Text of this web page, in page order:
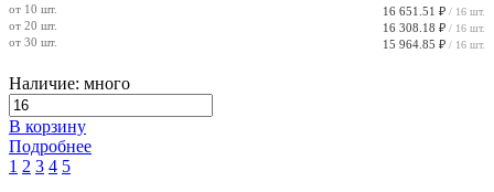
от 10 шт. 16 651.51 ₽ / 16 шт.
от 20 шт. 16 308.18 ₽ / 16 шт.
от 30 шт. 15 964.85 ₽ / 16 шт.
Наличие: много
В корзину
Подробнее
1 2 3 4 5